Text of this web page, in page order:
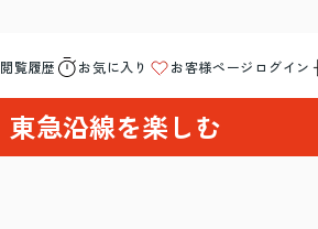
閲覧履歴 お気に入り お客様ページログイン
東急沿線を楽しむ